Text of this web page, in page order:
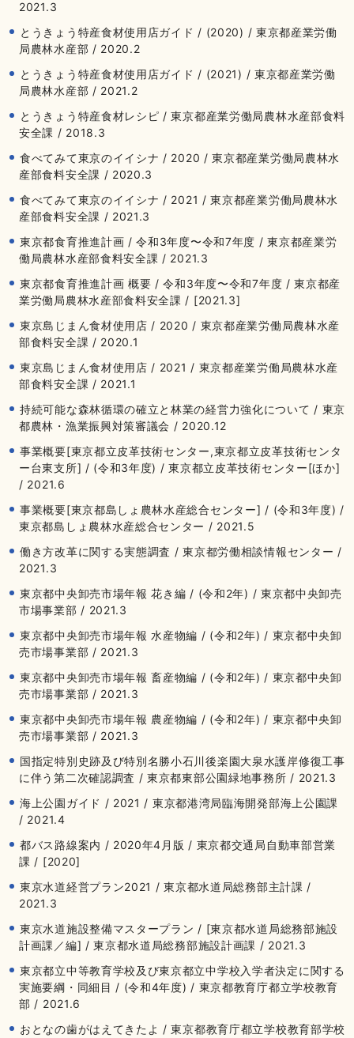
2021.3
とうきょう特産食材使用店ガイド / (2020) / 東京都産業労働
局農林水産部 / 2020.2
とうきょう特産食材使用店ガイド / (2021) / 東京都産業労働
局農林水産部 / 2021.2
とうきょう特産食材レシピ / 東京都産業労働局農林水産部食料
安全課 / 2018.3
食べてみて東京のイイシナ / 2020 / 東京都産業労働局農林水
産部食料安全課 / 2020.3
食べてみて東京のイイシナ / 2021 / 東京都産業労働局農林水
産部食料安全課 / 2021.3
東京都食育推進計画 / 令和3年度〜令和7年度 / 東京都産業労
働局農林水産部食料安全課 / 2021.3
東京都食育推進計画 概要 / 令和3年度〜令和7年度 / 東京都産
業労働局農林水産部食料安全課 / [2021.3]
東京島じまん食材使用店 / 2020 / 東京都産業労働局農林水産
部食料安全課 / 2020.1
東京島じまん食材使用店 / 2021 / 東京都産業労働局農林水産
部食料安全課 / 2021.1
持続可能な森林循環の確立と林業の経営力強化について / 東京
都農林・漁業振興対策審議会 / 2020.12
事業概要[東京都立皮革技術センター,東京都立皮革技術センタ
ー台東支所] / (令和3年度) / 東京都立皮革技術センター[ほか]
/ 2021.6
事業概要[東京都島しょ農林水産総合センター] / (令和3年度) /
東京都島しょ農林水産総合センター / 2021.5
働き方改革に関する実態調査 / 東京都労働相談情報センター /
2021.3
東京都中央卸売市場年報 花き編 / (令和2年) / 東京都中央卸売
市場事業部 / 2021.3
東京都中央卸売市場年報 水産物編 / (令和2年) / 東京都中央卸
売市場事業部 / 2021.3
東京都中央卸売市場年報 畜産物編 / (令和2年) / 東京都中央卸
売市場事業部 / 2021.3
東京都中央卸売市場年報 農産物編 / (令和2年) / 東京都中央卸
売市場事業部 / 2021.3
国指定特別史跡及び特別名勝小石川後楽園大泉水護岸修復工事
に伴う第二次確認調査 / 東京都東部公園緑地事務所 / 2021.3
海上公園ガイド / 2021 / 東京都港湾局臨海開発部海上公園課
/ 2021.4
都バス路線案内 / 2020年4月版 / 東京都交通局自動車部営業
課 / [2020]
東京水道経営プラン2021 / 東京都水道局総務部主計課 /
2021.3
東京水道施設整備マスタープラン / [東京都水道局総務部施設
計画課／編] / 東京都水道局総務部施設計画課 / 2021.3
東京都立中等教育学校及び東京都立中学校入学者決定に関する
実施要綱・同細目 / (令和4年度) / 東京都教育庁都立学校教育
部 / 2021.6
おとなの歯がはえてきたよ / 東京都教育庁都立学校教育部学校